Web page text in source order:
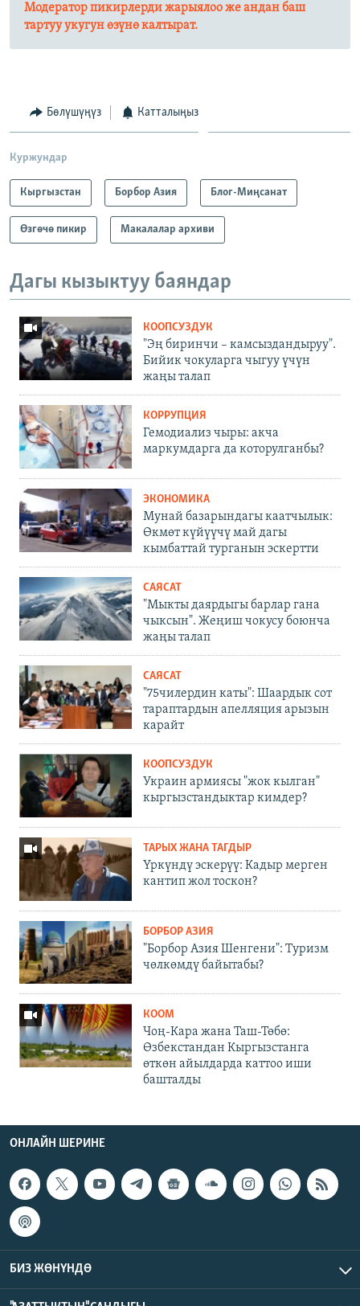
Модератор пикирлерди жарыялоо же андан баш
тартуу укугун өзүнө калтырат.​
Бөлүшүңүз Катталыңыз
Куржундар
Кыргызстан Борбор Азия Блог-Миңсанат
Өзгөчө пикир Макалалар архиви
Дагы кызыктуу баяндар
КООПСУЗДУК
"Эң биринчи – камсыздандыруу".
Бийик чокуларга чыгуу үчүн
жаңы талап
КОРРУПЦИЯ
Гемодиализ чыры: акча
маркумдарга да которулганбы?
ЭКОНОМИКА
Мунай базарындагы каатчылык:
Өкмөт күйүүчү май дагы
кымбаттай турганын эскертти
САЯСАТ
"Мыкты даярдыгы барлар гана
чыксын". Жеңиш чокусу боюнча
жаңы талап
САЯСАТ
"75чилердин каты": Шаардык сот
тараптардын апелляция арызын
карайт
КООПСУЗДУК
Украин армиясы "жок кылган"
кыргызстандыктар кимдер?
ТАРЫХ ЖАНА ТАГДЫР
Үркүндү эскерүү: Кадыр мерген
кантип жол тоскон?
БОРБОР АЗИЯ
"Борбор Азия Шенгени": Туризм
чөлкөмдү байытабы?
КООМ
Чоң-Кара жана Таш-Төбө:
Өзбекстандан Кыргызстанга
өткөн айылдарда каттоо иши
башталды
ОНЛАЙН ШЕРИНЕ
БИЗ ЖӨНҮНДӨ